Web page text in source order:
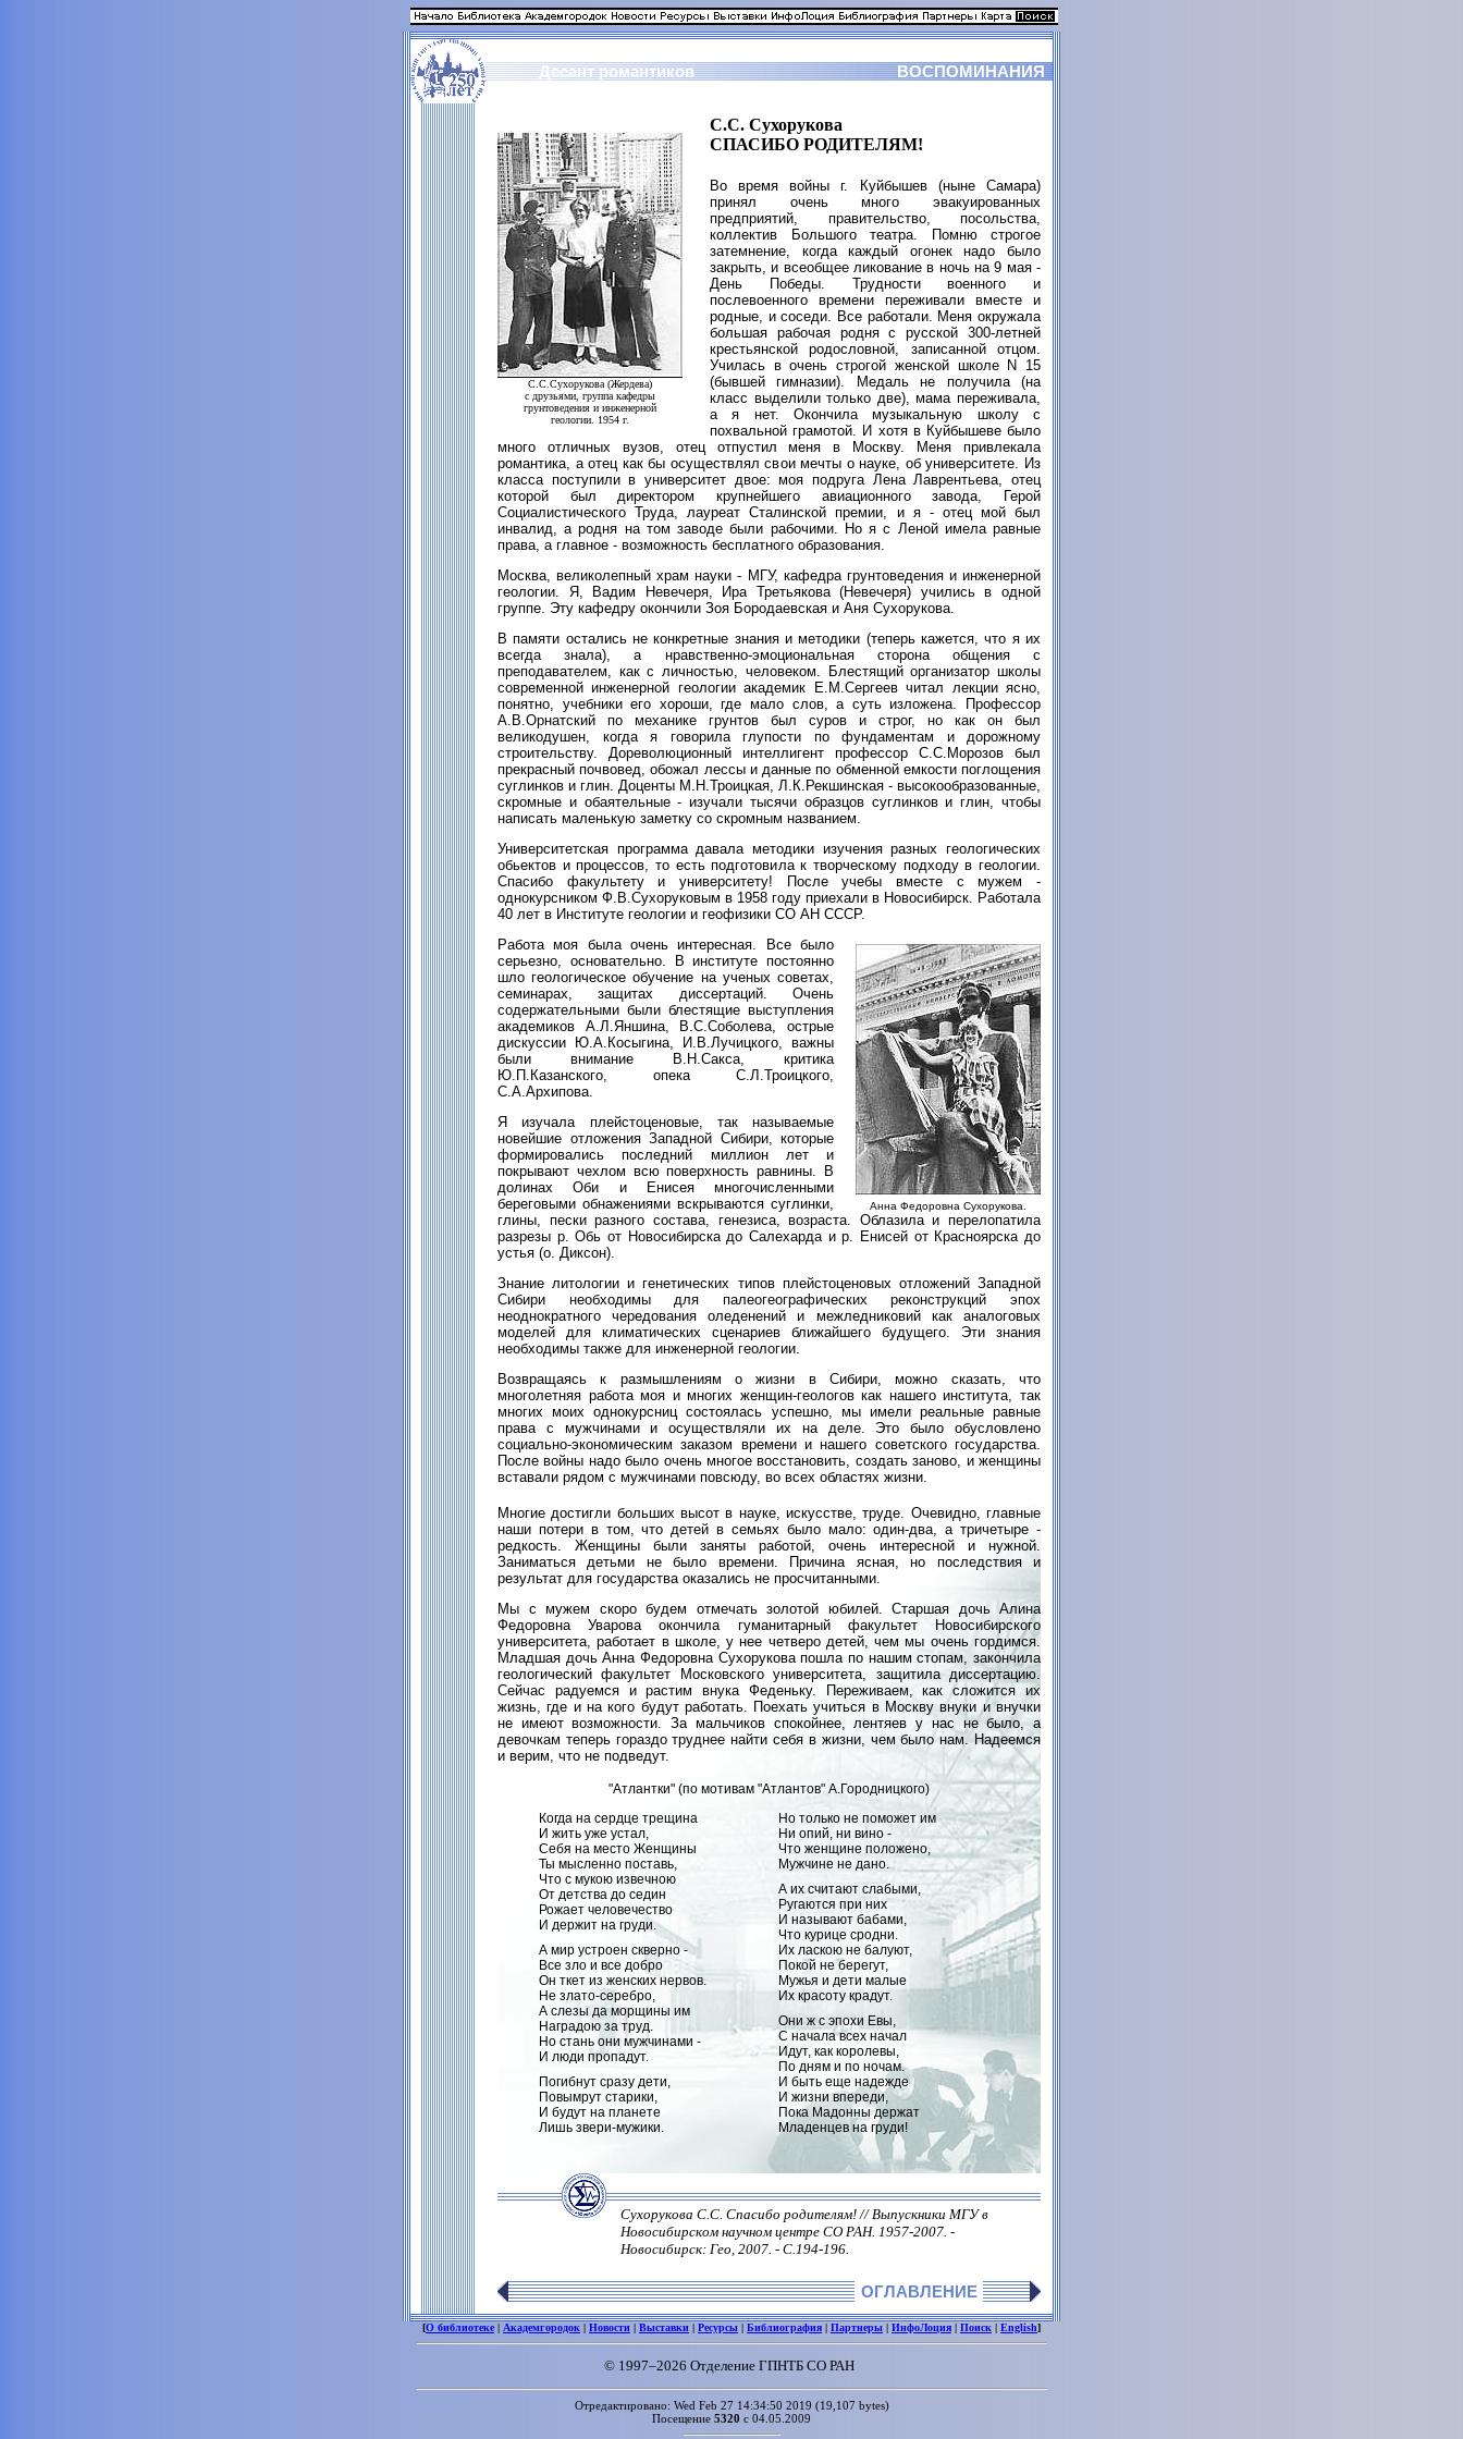
Десант романтиков ВОСПОМИНАНИЯ
С.С.Сухорукова (Жердева)
с друзьями, группа кафедры
грунтоведения и инженерной
геологии. 1954 г.
С.С. Сухорукова
СПАСИБО РОДИТЕЛЯМ!
Во время войны г. Куйбышев (ныне Самара)
принял очень много эвакуированных
предприятий, правительство, посольства,
коллектив Большого театра. Помню строгое
затемнение, когда каждый огонек надо было
закрыть, и всеобщее ликование в ночь на 9 мая -
День Победы. Трудности военного и
послевоенного времени переживали вместе и
родные, и соседи. Все работали. Меня окружала
большая рабочая родня с русской 300-летней
крестьянской родословной, записанной отцом.
Училась в очень строгой женской школе N 15
(бывшей гимназии). Медаль не получила (на
класс выделили только две), мама переживала,
а я нет. Окончила музыкальную школу с
похвальной грамотой. И хотя в Куйбышеве было
много отличных вузов, отец отпустил меня в Москву. Меня привлекала
романтика, а отец как бы осуществлял свои мечты о науке, об университете. Из
класса поступили в университет двое: моя подруга Лена Лаврентьева, отец
которой был директором крупнейшего авиационного завода, Герой
Социалистического Труда, лауреат Сталинской премии, и я - отец мой был
инвалид, а родня на том заводе были рабочими. Но я с Леной имела равные
права, а главное - возможность бесплатного образования.
Москва, великолепный храм науки - МГУ, кафедра грунтоведения и инженерной
геологии. Я, Вадим Невечеря, Ира Третьякова (Невечеря) учились в одной
группе. Эту кафедру окончили Зоя Бородаевская и Аня Сухорукова.
В памяти остались не конкретные знания и методики (теперь кажется, что я их
всегда знала), а нравственно-эмоциональная сторона общения с
преподавателем, как с личностью, человеком. Блестящий организатор школы
современной инженерной геологии академик Е.М.Сергеев читал лекции ясно,
понятно, учебники его хороши, где мало слов, а суть изложена. Профессор
А.В.Орнатский по механике грунтов был суров и строг, но как он был
великодушен, когда я говорила глупости по фундаментам и дорожному
строительству. Дореволюционный интеллигент профессор С.С.Морозов был
прекрасный почвовед, обожал лессы и данные по обменной емкости поглощения
суглинков и глин. Доценты М.Н.Троицкая, Л.К.Рекшинская - высокообразованные,
скромные и обаятельные - изучали тысячи образцов суглинков и глин, чтобы
написать маленькую заметку со скромным названием.
Университетская программа давала методики изучения разных геологических
обьектов и процессов, то есть подготовила к творческому подходу в геологии.
Спасибо факультету и университету! После учебы вместе с мужем -
однокурсником Ф.В.Сухоруковым в 1958 году приехали в Новосибирск. Работала
40 лет в Институте геологии и геофизики СО АН СССР.
Анна Федоровна Сухорукова.
Работа моя была очень интересная. Все было
серьезно, основательно. В институте постоянно
шло геологическое обучение на ученых советах,
семинарах, защитах диссертаций. Очень
содержательными были блестящие выступления
академиков А.Л.Яншина, В.С.Соболева, острые
дискуссии Ю.А.Косыгина, И.В.Лучицкого, важны
были внимание В.Н.Сакса, критика
Ю.П.Казанского, опека С.Л.Троицкого,
С.А.Архипова.
Я изучала плейстоценовые, так называемые
новейшие отложения Западной Сибири, которые
формировались последний миллион лет и
покрывают чехлом всю поверхность равнины. В
долинах Оби и Енисея многочисленными
береговыми обнажениями вскрываются суглинки,
глины, пески разного состава, генезиса, возраста. Облазила и перелопатила
разрезы р. Обь от Новосибирска до Салехарда и р. Енисей от Красноярска до
устья (о. Диксон).
Знание литологии и генетических типов плейстоценовых отложений Западной
Сибири необходимы для палеогеографических реконструкций эпох
неоднократного чередования оледенений и межледниковий как аналоговых
моделей для климатических сценариев ближайшего будущего. Эти знания
необходимы также для инженерной геологии.
Возвращаясь к размышлениям о жизни в Сибири, можно сказать, что
многолетняя работа моя и многих женщин-геологов как нашего института, так
многих моих однокурсниц состоялась успешно, мы имели реальные равные
права с мужчинами и осуществляли их на деле. Это было обусловлено
социально-экономическим заказом времени и нашего советского государства.
После войны надо было очень многое восстановить, создать заново, и женщины
вставали рядом с мужчинами повсюду, во всех областях жизни.
Многие достигли больших высот в науке, искусстве, труде. Очевидно, главные
наши потери в том, что детей в семьях было мало: один-два, а тричетыре -
редкость. Женщины были заняты работой, очень интересной и нужной.
Заниматься детьми не было времени. Причина ясная, но последствия и
результат для государства оказались не просчитанными.
Мы с мужем скоро будем отмечать золотой юбилей. Старшая дочь Алина
Федоровна Уварова окончила гуманитарный факультет Новосибирского
университета, работает в школе, у нее четверо детей, чем мы очень гордимся.
Младшая дочь Анна Федоровна Сухорукова пошла по нашим стопам, закончила
геологический факультет Московского университета, защитила диссертацию.
Сейчас радуемся и растим внука Феденьку. Переживаем, как сложится их
жизнь, где и на кого будут работать. Поехать учиться в Москву внуки и внучки
не имеют возможности. За мальчиков спокойнее, лентяев у нас не было, а
девочкам теперь гораздо труднее найти себя в жизни, чем было нам. Надеемся
и верим, что не подведут.
"Атлантки" (по мотивам "Атлантов" А.Городницкого)
Когда на сердце трещина
И жить уже устал,
Себя на место Женщины
Ты мысленно поставь,
Что с мукою извечною
От детства до седин
Рожает человечество
И держит на груди.
А мир устроен скверно -
Все зло и все добро
Он ткет из женских нервов.
Не злато-серебро,
А слезы да морщины им
Наградою за труд.
Но стань они мужчинами -
И люди пропадут.
Погибнут сразу дети,
Повымрут старики,
И будут на планете
Лишь звери-мужики.
Но только не поможет им
Ни опий, ни вино -
Что женщине положено,
Мужчине не дано.
А их считают слабыми,
Ругаются при них
И называют бабами,
Что курице сродни.
Их ласкою не балуют,
Покой не берегут,
Мужья и дети малые
Их красоту крадут.
Они ж с эпохи Евы,
С начала всех начал
Идут, как королевы,
По дням и по ночам.
И быть еще надежде
И жизни впереди,
Пока Мадонны держат
Младенцев на груди!
Сухорукова С.С. Спасибо родителям! // Выпускники МГУ в
Новосибирском научном центре СО РАН. 1957-2007. -
Новосибирск: Гео, 2007. - С.194-196.
ОГЛАВЛЕНИЕ
[О библиотеке | Академгородок | Новости | Выставки | Ресурсы | Библиография | Партнеры | ИнфоЛоция | Поиск | English]
© 1997–2026 Отделение ГПНТБ СО РАН
Отредактировано: Wed Feb 27 14:34:50 2019 (19,107 bytes)
Посещение 5320 с 04.05.2009